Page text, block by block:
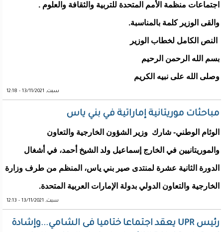
اجتماعات منظمة الأمم المتحدة للتربية والثقافة والعلوم .
والقى الوزير كلمة بالمناسبة.
النص الكامل لخطاب الوزير
بسم الله الرحمن الرحيم
وصلى الله على نبيه الكريم
سبت, 13/11/2021 - 12:18
مباحثات موريتانية إماراتية في بني ياس
الوئام الوطني- شارك وزير الشؤون الخارجية والتعاون
والموريتانيين في الخارج إسماعيل ولد الشيخ أحمد، في أشغال
الدورة الثانية عشرة لمنتدى صير بني ياس، المنظم من طرف وزارة
الخارجية والتعاون الدولي بدولة الإمارات العربية المتحدة.
سبت, 13/11/2021 - 12:13
رئيس UPR يعقد اجتماعا ختاميا فى الشامي...وإشادة